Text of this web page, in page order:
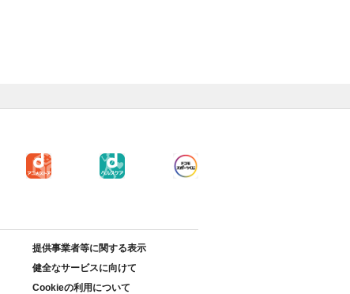
提供事業者等に関する表示
健全なサービスに向けて
Cookieの利用について